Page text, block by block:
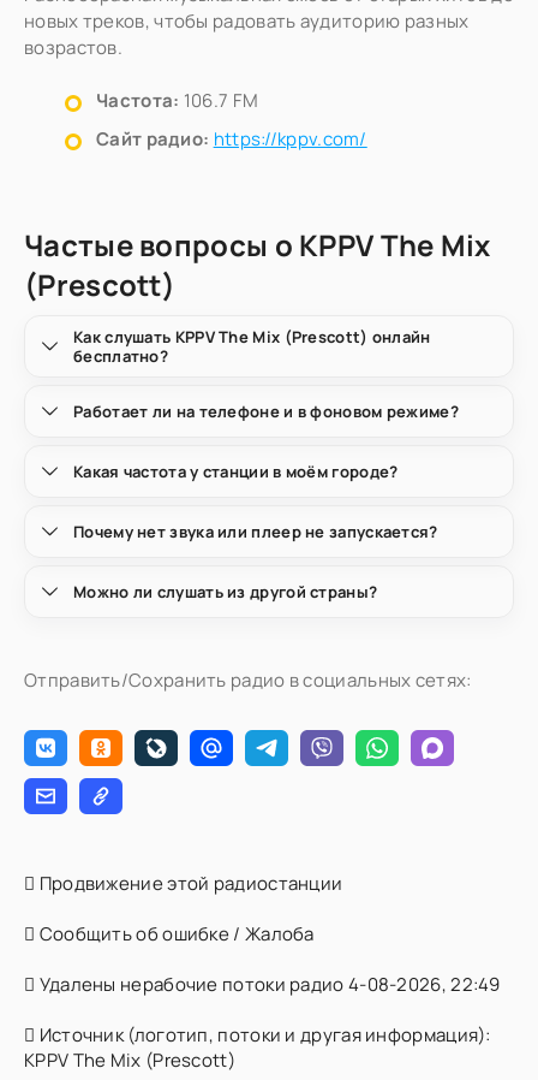
новых треков, чтобы радовать аудиторию разных
возрастов.
Частота: 106.7 FM
Сайт радио: https://kppv.com/
Частые вопросы о KPPV The Mix
(Prescott)
Как слушать KPPV The Mix (Prescott) онлайн
бесплатно?
Работает ли на телефоне и в фоновом режиме?
Какая частота у станции в моём городе?
Почему нет звука или плеер не запускается?
Можно ли слушать из другой страны?
Отправить/Сохранить радио в социальных сетях:
Продвижение этой радиостанции
Сообщить об ошибке / Жалоба
Удалены нерабочие потоки радио 4-08-2026, 22:49
Источник (логотип, потоки и другая информация):
KPPV The Mix (Prescott)